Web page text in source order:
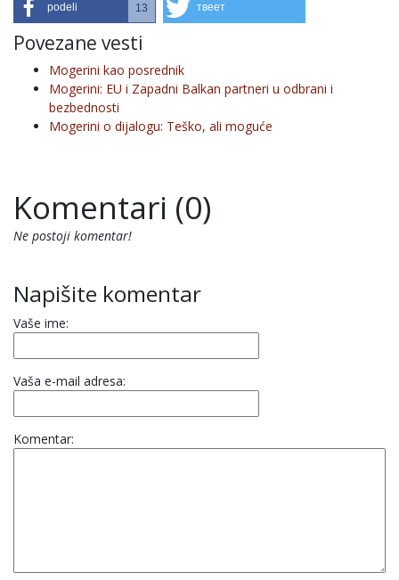
podeli 13 твеет
Povezane vesti
Mogerini kao posrednik
Mogerini: EU i Zapadni Balkan partneri u odbrani i
bezbednosti
Mogerini o dijalogu: Teško, ali moguće
Komentari (0)
Ne postoji komentar!
Napišite komentar
Vaše ime:
Vaša e-mail adresa:
Komentar: